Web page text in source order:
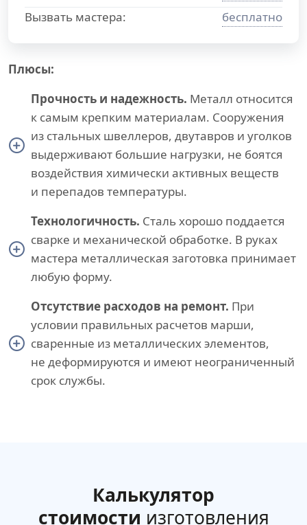
Вызвать мастера:
бесплатно
Плюсы:
Прочность и надежность. Металл относится
к самым крепким материалам. Сооружения
из стальных швеллеров, двутавров и уголков
выдерживают большие нагрузки, не боятся
воздействия химически активных веществ
и перепадов температуры.
Технологичность. Сталь хорошо поддается
сварке и механической обработке. В руках
мастера металлическая заготовка принимает
любую форму.
Отсутствие расходов на ремонт. При
условии правильных расчетов марши,
сваренные из металлических элементов,
не деформируются и имеют неограниченный
срок службы.
Калькулятор
стоимости изготовления